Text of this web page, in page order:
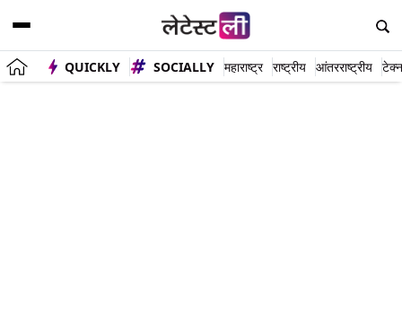
QUICKLY SOCIALLY महाराष्ट्र राष्ट्रीय आंतरराष्ट्रीय